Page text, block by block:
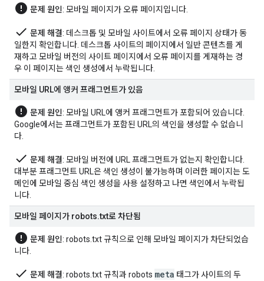
error 문제 원인: 모바일 페이지가 오류 페이지입니다.
done 문제 해결: 데스크톱 및 모바일 사이트에서 오류 페이지 상태가 동
일한지 확인합니다. 데스크톱 사이트의 페이지에서 일반 콘텐츠를 게
재하고 모바일 버전의 사이트 페이지에서 오류 페이지를 게재하는 경
우 이 페이지는 색인 생성에서 누락됩니다.
모바일 URL에 앵커 프래그먼트가 있음
error 문제 원인: 모바일 URL에 앵커 프래그먼트가 포함되어 있습니다.
Google에서는 프래그먼트가 포함된 URL의 색인을 생성할 수 없습니
다.
done 문제 해결: 모바일 버전에 URL 프래그먼트가 없는지 확인합니다.
대부분 프래그먼트 URL은 색인 생성이 불가능하며 이러한 페이지는 도
메인에 모바일 중심 색인 생성을 사용 설정하고 나면 색인에서 누락됩
니다.
모바일 페이지가 robots.txt로 차단됨
error 문제 원인: robots.txt 규칙으로 인해 모바일 페이지가 차단되었습
니다.
done 문제 해결: robots.txt 규칙과 robots meta 태그가 사이트의 두